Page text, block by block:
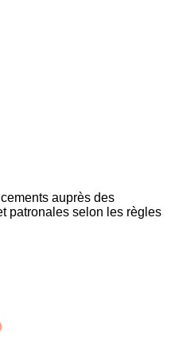
auprès des
patronales selon les règles